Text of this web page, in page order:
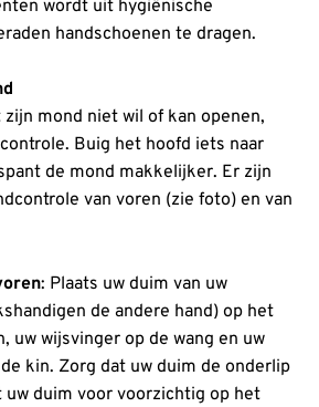
wordt uit hygiënische
handschoenen te dragen.
mond niet wil of kan openen,
Buig het hoofd iets naar
de mond makkelijker. Er zijn
van voren (zie foto) en van
: Plaats uw duim van uw
de andere hand) op het
uw wijsvinger op de wang en uw
kin. Zorg dat uw duim de onderlip
duim voor voorzichtig op het